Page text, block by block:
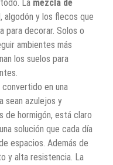
La mezcla de
algodón y los flecos que
para decorar. Solos o
ambientes más
los suelos para
convertido en una
sean azulejos y
de hormigón, está claro
solución que cada día
espacios. Además de
y alta resistencia. La